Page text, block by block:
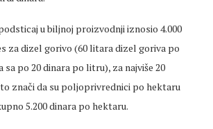
u biljnoj proizvodnji iznosio 4.000
za dizel gorivo (60 litara dizel goriva po
po 20 dinara po litru), za najviše 20
znači da su poljoprivrednici po hektaru
5.200 dinara po hektaru.